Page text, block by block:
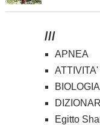
///
APNEA
Egitto